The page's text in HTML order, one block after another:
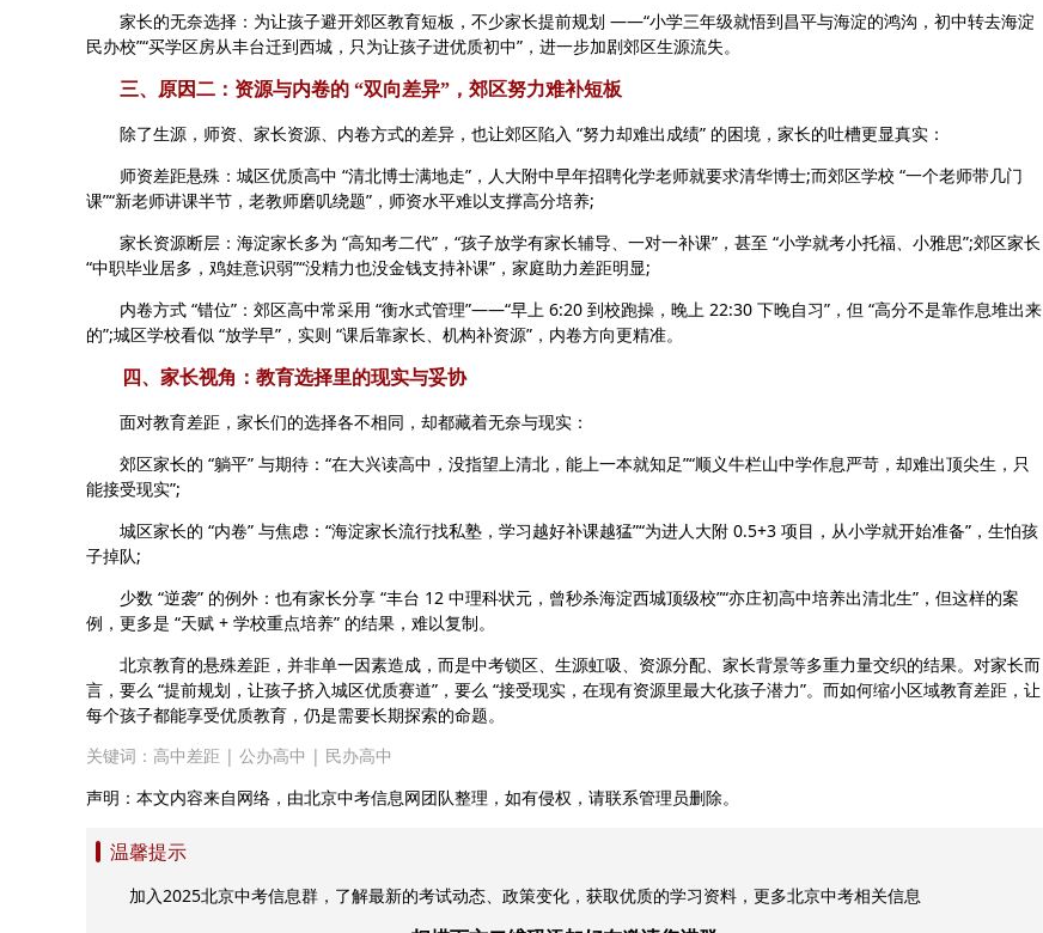
家长的无奈选择：为让孩子避开郊区教育短板，不少家长提前规划 ——“小学三年级就悟到昌平与海淀的鸿沟，初中转去海淀
民办校”“买学区房从丰台迁到西城，只为让孩子进优质初中”，进一步加剧郊区生源流失。
三、原因二：资源与内卷的 “双向差异”，郊区努力难补短板
除了生源，师资、家长资源、内卷方式的差异，也让郊区陷入 “努力却难出成绩” 的困境，家长的吐槽更显真实：
师资差距悬殊：城区优质高中 “清北博士满地走”，人大附中早年招聘化学老师就要求清华博士;而郊区学校 “一个老师带几门
课”“新老师讲课半节，老教师磨叽绕题”，师资水平难以支撑高分培养;
家长资源断层：海淀家长多为 “高知考二代”，“孩子放学有家长辅导、一对一补课”，甚至 “小学就考小托福、小雅思”;郊区家长
“中职毕业居多，鸡娃意识弱”“没精力也没金钱支持补课”，家庭助力差距明显;
内卷方式 “错位”：郊区高中常采用 “衡水式管理”——“早上 6:20 到校跑操，晚上 22:30 下晚自习”，但 “高分不是靠作息堆出来
的”;城区学校看似 “放学早”，实则 “课后靠家长、机构补资源”，内卷方向更精准。
四、家长视角：教育选择里的现实与妥协
面对教育差距，家长们的选择各不相同，却都藏着无奈与现实：
郊区家长的 “躺平” 与期待：“在大兴读高中，没指望上清北，能上一本就知足”“顺义牛栏山中学作息严苛，却难出顶尖生，只
能接受现实”;
城区家长的 “内卷” 与焦虑：“海淀家长流行找私塾，学习越好补课越猛”“为进人大附 0.5+3 项目，从小学就开始准备”，生怕孩
子掉队;
少数 “逆袭” 的例外：也有家长分享 “丰台 12 中理科状元，曾秒杀海淀西城顶级校”“亦庄初高中培养出清北生”，但这样的案
例，更多是 “天赋 + 学校重点培养” 的结果，难以复制。
北京教育的悬殊差距，并非单一因素造成，而是中考锁区、生源虹吸、资源分配、家长背景等多重力量交织的结果。对家长而
言，要么 “提前规划，让孩子挤入城区优质赛道”，要么 “接受现实，在现有资源里最大化孩子潜力”。而如何缩小区域教育差距，让
每个孩子都能享受优质教育，仍是需要长期探索的命题。
关键词： 高中差距 | 公办高中 | 民办高中
声明：本文内容来自网络，由北京中考信息网团队整理，如有侵权，请联系管理员删除。
温馨提示
加入2025北京中考信息群，了解最新的考试动态、政策变化，获取优质的学习资料，更多北京中考相关信息